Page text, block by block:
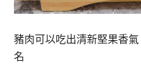
豬肉可以吃出清新堅果香
名